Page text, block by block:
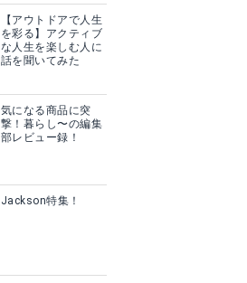
【アウトドアで人生
を彩る】アクティブ
な人生を楽しむ人に
話を聞いてみた
気になる商品に突
撃！暮らし〜の編集
部レビュー録！
Jackson特集！